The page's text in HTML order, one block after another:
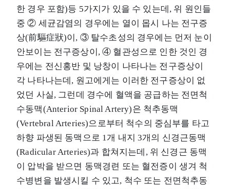
한 경우 포함)등 5가지가 있을 수 있는데, 위 원인들
중 ② 세균감염의 경우에는 열이 몹시 나는 전구증
상(前驅症狀)이, ③ 탈수초성의 경우에는 먼저 눈이
안보이는 전구증상이, ④ 혈관성으로 인한 것인 경
우에는 전신홍반 및 낭창이 나타나는 전구증상이
각 나타나는데, 원고에게는 이러한 전구증상이 없
었던 사실, 그런데 경수에 혈액을 공급하는 전면척
수동맥(Anterior Spinal Artery)은 척추동맥
(Vertebral Arteries)으로부터 척수의 중심부를 타고
하향 파생된 동맥으로 1개 내지 3개의 신경근동맥
(Radicular Arteries)과 합쳐지는데, 위 신경근 동맥
이 압박을 받으면 동맥경련 또는 혈전증이 생겨 척
수병변을 발생시킬 수 있고, 척수 또는 전면척추동